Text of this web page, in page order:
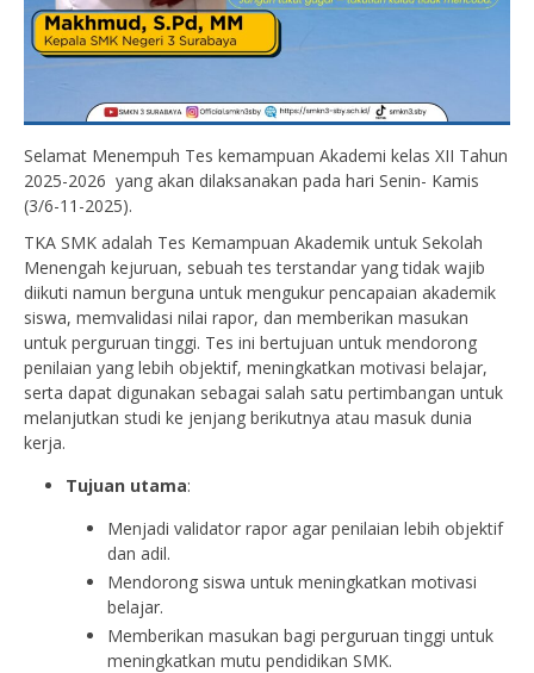
Selamat Menempuh Tes kemampuan Akademi kelas XII Tahun
2025-2026 yang akan dilaksanakan pada hari Senin- Kamis
(3/6-11-2025).
TKA SMK adalah Tes Kemampuan Akademik untuk Sekolah
Menengah kejuruan, sebuah tes terstandar yang tidak wajib
diikuti namun berguna untuk mengukur pencapaian akademik
siswa, memvalidasi nilai rapor, dan memberikan masukan
untuk perguruan tinggi. Tes ini bertujuan untuk mendorong
penilaian yang lebih objektif, meningkatkan motivasi belajar,
serta dapat digunakan sebagai salah satu pertimbangan untuk
melanjutkan studi ke jenjang berikutnya atau masuk dunia
kerja.
Tujuan utama:
Menjadi validator rapor agar penilaian lebih objektif
dan adil.
Mendorong siswa untuk meningkatkan motivasi
belajar.
Memberikan masukan bagi perguruan tinggi untuk
meningkatkan mutu pendidikan SMK.